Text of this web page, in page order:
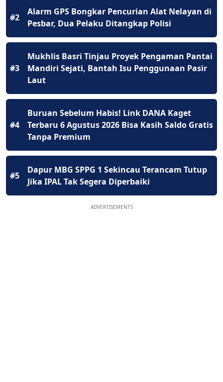
#2
Alarm GPS Bongkar Pencurian Alat Nelayan di
Pesbar, Dua Pelaku Ditangkap Polisi
#3
Mukhlis Basri Tinjau Proyek Pengaman Pantai
Mandiri Sejati, Bantah Isu Penggunaan Pasir
Laut
#4
Buruan Sebelum Habis! Link DANA Kaget
Terbaru 6 Agustus 2026 Bisa Kasih Saldo Gratis
Tanpa Premium
#5
Dapur MBG SPPG 1 Sekincau Terancam Tutup
Jika IPAL Tak Segera Diperbaiki
ADVERTISEMENTS